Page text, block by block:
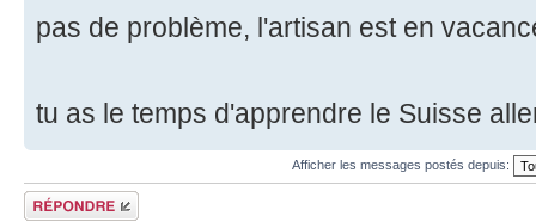
pas de problème, l'artisan est en
tu as le temps d'apprendre le Suisse
Afficher les messages postés depuis:
Répondre